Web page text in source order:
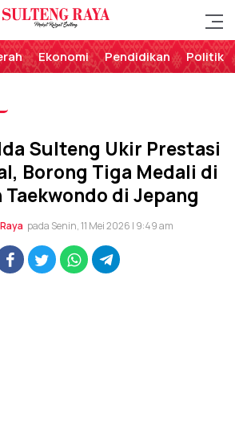
Sulteng Raya
Perekat Rakyat Sulteng
Ekonomi Pendidikan Politik
Sulteng Ukir Prestasi
Borong Tiga Medali di
Taekwondo di Jepang
pada Senin, 11 Mei 2026 | 9:49 am